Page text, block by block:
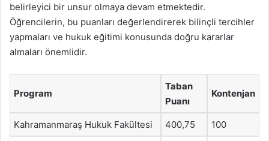
belirleyici bir unsur olmaya devam etmektedir.
Öğrencilerin, bu puanları değerlendirerek bilinçli tercihler
yapmaları ve hukuk eğitimi konusunda doğru kararlar
almaları önemlidir.
Program
Taban
Puanı
Kontenjan
Kahramanmaraş Hukuk Fakültesi 400,75 100